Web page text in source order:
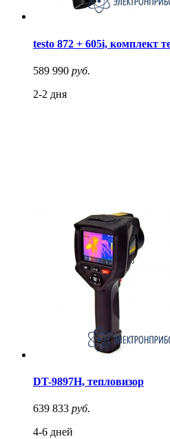
testo 872 + 605i, комплект
589 990 руб.
2-2 дня
DT-9897H, тепловизор
639 833 руб.
4-6 дней